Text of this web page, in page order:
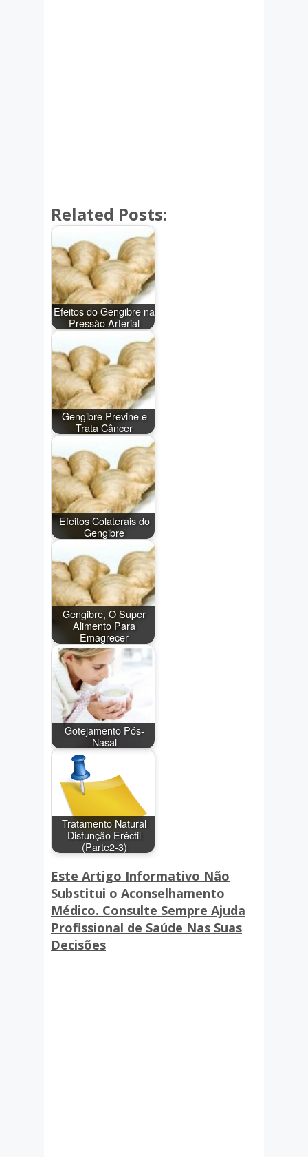
Related Posts:
Efeitos do Gengibre na
Pressão Arterial
Gengibre Previne e
Trata Câncer
Efeitos Colaterais do
Gengibre
Gengibre, O Super
Alimento Para
Emagrecer
Gotejamento Pós-
Nasal
Tratamento Natural
Disfunção Eréctil
(Parte2-3)
Este Artigo Informativo Não
Substitui o Aconselhamento
Médico. Consulte Sempre Ajuda
Profissional de Saúde Nas Suas
Decisões